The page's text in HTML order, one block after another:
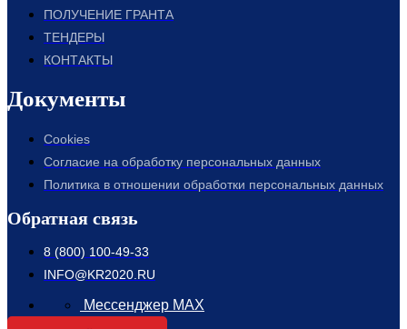
ПОЛУЧЕНИЕ ГРАНТА
ТЕНДЕРЫ
КОНТАКТЫ
Документы
Cookies
Согласие на обработку персональных данных
Политика в отношении обработки персональных данных
Обратная связь
8 (800) 100-49-33
INFO@KR2020.RU
Мессенджер MAX